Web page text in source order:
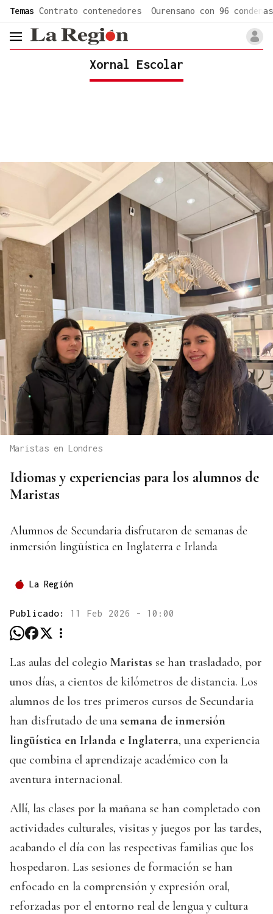
Temas Contrato contenedores Ourensano con 96 condenas
header.menu.open
Xornal Escolar
Maristas en Londres
Idiomas y experiencias para los alumnos de
Maristas
Alumnos de Secundaria disfrutaron de semanas de
inmersión lingüística en Inglaterra e Irlanda
La Región
Publicado: 11 Feb 2026 - 10:00
Las aulas del colegio Maristas se han trasladado, por
unos días, a cientos de kilómetros de distancia. Los
alumnos de los tres primeros cursos de Secundaria
han disfrutado de una semana de inmersión
lingüística en Irlanda e Inglaterra, una experiencia
que combina el aprendizaje académico con la
aventura internacional.
Allí, las clases por la mañana se han completado con
actividades culturales, visitas y juegos por las tardes,
acabando el día con las respectivas familias que los
hospedaron. Las sesiones de formación se han
enfocado en la comprensión y expresión oral,
reforzadas por el entorno real de lengua y cultura